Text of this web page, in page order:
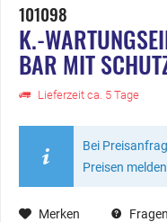
101098
K.-
BAR MIT
Lieferzeit ca. 5 Tage
Bei
Preisen
Merken